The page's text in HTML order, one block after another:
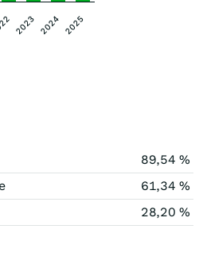
2023 2024 2025
89,54 %
61,34 %
28,20 %